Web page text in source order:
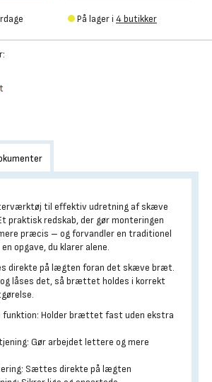
På lager i 4 butikker
til effektiv udretning af skæve
praktisk redskab, der gør monteringen
præcis – og forvandler en traditionel
opgave, du klarer alene.
direkte på lægten foran det skæve bræt.
låses det, så brættet holdes i korrekt
funktion: Holder brættet fast uden ekstra
Gør arbejdet lettere og mere
Sættes direkte på lægten